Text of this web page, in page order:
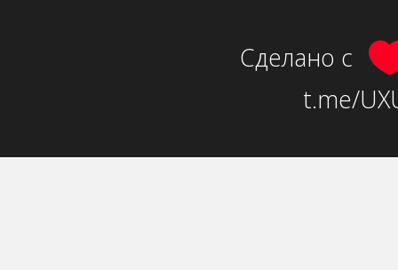
Сделано с
t.me/